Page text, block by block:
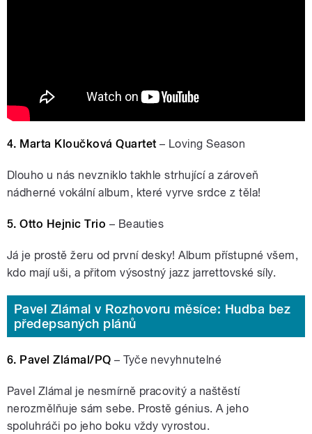
4. Marta Kloučková Quartet – Loving Season
Dlouho u nás nevzniklo takhle strhující a zároveň
nádherné vokální album, které vyrve srdce z těla!
5. Otto Hejnic Trio – Beauties
Já je prostě žeru od první desky! Album přístupné všem,
kdo mají uši, a přitom výsostný jazz jarrettovské síly.
Pavel Zlámal v Rozhovoru měsíce: Hudba bez
předepsaných plánů
6. Pavel Zlámal/PQ – Tyče nevyhnutelné
Pavel Zlámal je nesmírně pracovitý a naštěstí
nerozmělňuje sám sebe. Prostě génius. A jeho
spoluhráči po jeho boku vždy vyrostou.